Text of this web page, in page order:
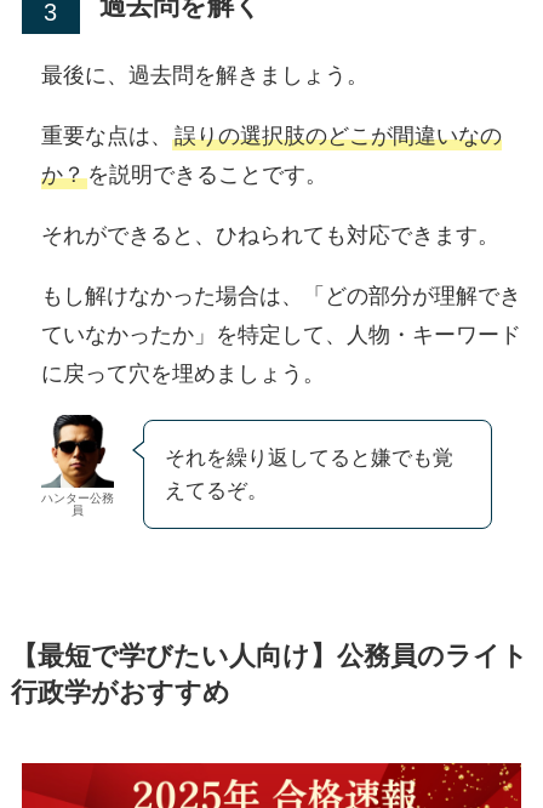
最後に、過去問を解きましょう。
重要な点は、 誤りの選択肢のどこが間違いなの
か？を説明できることです。
それができると、ひねられても対応できます。
もし解けなかった場合は、「どの部分が理解でき
ていなかったか」を特定して、人物・キーワード
に戻って穴を埋めましょう。
ハンター公務
員
それを繰り返してると嫌でも覚
えてるぞ。
【最短で学びたい人向け】公務員のライト
行政学がおすすめ